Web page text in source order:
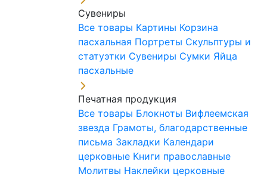
Сувениры
Все товары Картины Корзина
пасхальная Портреты Скульптуры и
статуэтки Сувениры Сумки Яйца
пасхальные
Печатная продукция
Все товары Блокноты Вифлеемская
звезда Грамоты, благодарственные
письма Закладки Календари
церковные Книги православные
Молитвы Наклейки церковные